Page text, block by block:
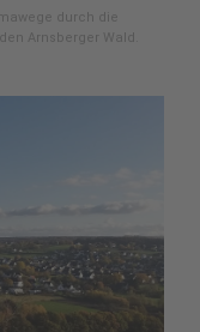
durch die
Arnsberger Wald.